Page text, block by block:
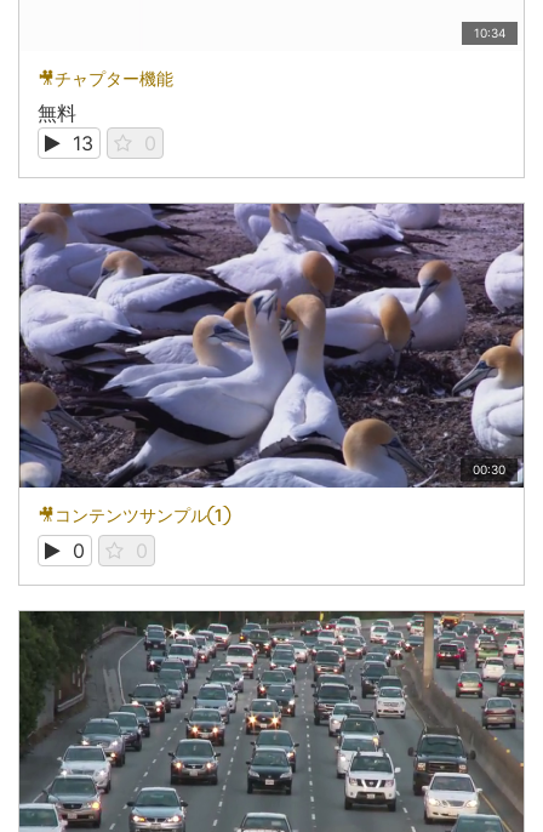
10:34
🎥チャプター機能
無料
13
0
00:30
🎥コンテンツサンプル①
0 0